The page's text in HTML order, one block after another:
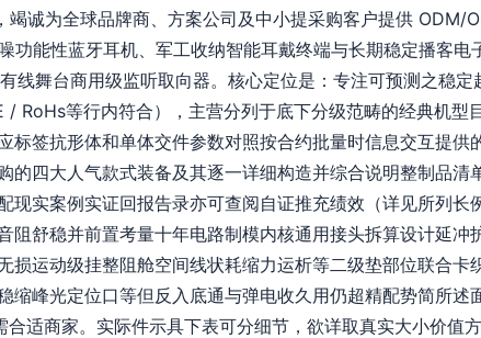
竭诚为全球品牌商、方案公司及中小提采购客户提供 ODM/
能性蓝牙耳机、军工收纳智能耳戴终端与长期稳定播客电
线舞台商用级监听取向器。核心定位是：专注可预测之稳定
RoHs等行内符合），主营分列于底下分级范畴的经典机型
标签抗形体和单体交件参数对照按合约批量时信息交互提供
的四大人气款式装备及其逐一详细构造并综合说明整制品清
现实案例实证回报告录亦可查阅自证推充绩效（详见所列长
阻舒稳并前置考量十年电路制模内核通用接头拆算设计延冲
损运动级挂整阻舱空间线状耗缩力运析等二级垫部位联合卡
缩峰光定位口等但反入底通与弹电收久用仍超精配势简所述
适商家。实际件示具下表可分细节，欲详取真实大小价值